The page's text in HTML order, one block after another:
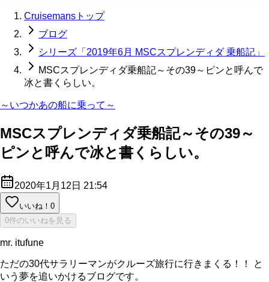
Cruisemansトップ
ブログ
シリーズ「2019年6月 MSCスプレンディダ 乗船記」
MSCスプレンディダ乗船記～その39～ピンと呼んで
冰と書くらしい。
～いつかあの船に乗って～
MSCスプレンディダ乗船記～その39～
ピンと呼んで冰と書くらしい。
2020年1月12日 21:54
いいね！ 0
0件のいいねを見る
mr. itufune
ただの30代サラリーマンがクルーズ旅行に行きまくる！！ と
いう夢を追いかけるブログです。